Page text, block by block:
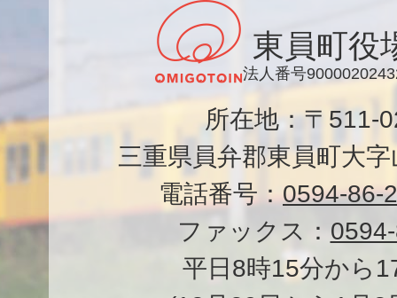
東員町役
法人番号
所在地：〒
三重県員弁郡東員町大
電話番号： 0594-86-
ファックス：
平日8時15分から